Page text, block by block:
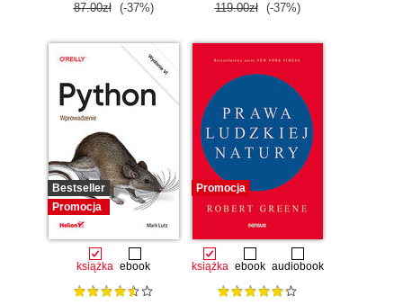
87.00zł (-37%) 119.00zł (-37%)
Bestseller
Promocja
książka ebook
Promocja
książka ebook audiobook